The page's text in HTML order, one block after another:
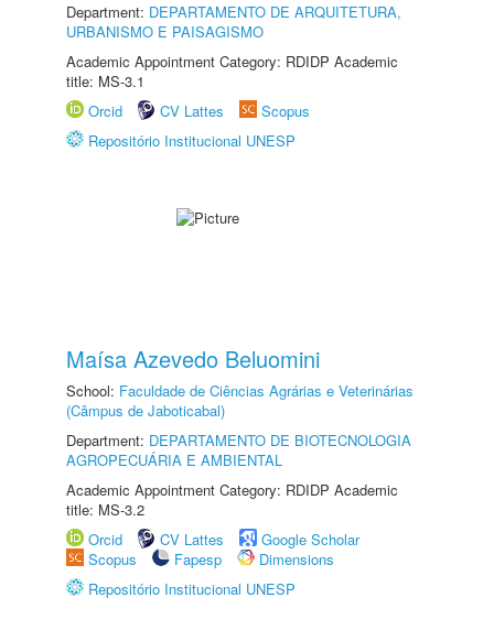
Department: DEPARTAMENTO DE ARQUITETURA,
URBANISMO E PAISAGISMO
Academic Appointment Category: RDIDP Academic
title: MS-3.1
Orcid
CV Lattes
Scopus
Repositório Institucional UNESP
Maísa Azevedo Beluomini
School: Faculdade de Ciências Agrárias e Veterinárias
(Câmpus de Jaboticabal)
Department: DEPARTAMENTO DE BIOTECNOLOGIA
AGROPECUÁRIA E AMBIENTAL
Academic Appointment Category: RDIDP Academic
title: MS-3.2
Orcid
CV Lattes
Google Scholar
Scopus
Fapesp
Dimensions
Repositório Institucional UNESP